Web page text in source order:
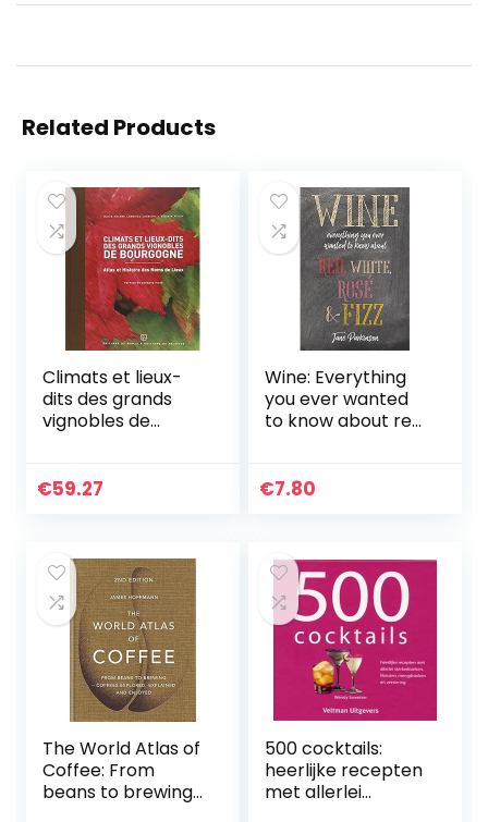
Related Products
Climats et lieux-
dits des grands
vignobles de
Noms de Lieux
€59.27
Wine: Everything
you ever wanted
to know about red,
€7.80
The World Atlas of
Coffee: From
beans to brewing
500 cocktails:
heerlijke recepten
met allerlei